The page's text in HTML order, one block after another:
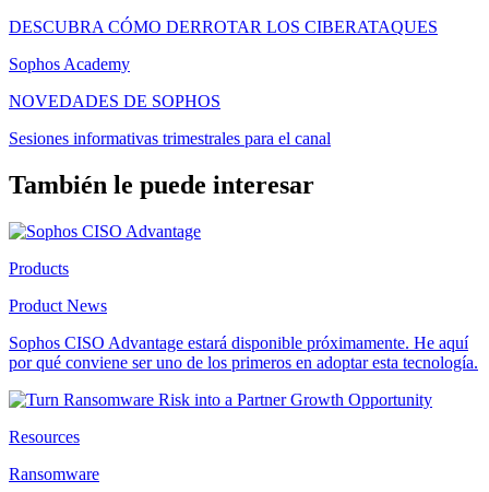
DESCUBRA CÓMO DERROTAR LOS CIBERATAQUES
Sophos Academy
NOVEDADES DE SOPHOS
Sesiones informativas trimestrales para el canal
También le puede interesar
Products
Product News
Sophos CISO Advantage estará disponible próximamente. He aquí
por qué conviene ser uno de los primeros en adoptar esta tecnología.
Resources
Ransomware